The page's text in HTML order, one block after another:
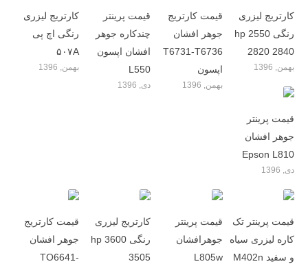
کارتریج لیزری
رنگی اچ پی
۵۰۷A
بهمن, 1396
قیمت پرینتر
چندکاره جوهر
افشان اپسون
L550
دی, 1396
قیمت کارتریج
جوهر افشان
T6731-T6736
اپسون
بهمن, 1396
کارتریج لیزری
رنگی hp 2550
2820 2840
بهمن, 1396
قیمت پرینتر
جوهر افشان
Epson L810
دی, 1396
قیمت کارتریج
جوهر افشان
TO6641-
کارتریج لیزری
رنگی hp 3600
3505
قیمت پرینتر
جوهرافشان
L805w
قیمت پرینتر تک
کاره لیزری سیاه
و سفید M402n